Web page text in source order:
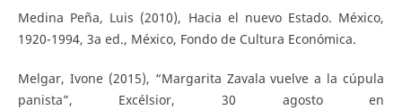
Medina Peña, Luis (2010), Hacia el nuevo Estado. México,
1920-1994, 3a ed., México, Fondo de Cultura Económica.
Melgar, Ivone (2015), “Margarita Zavala vuelve a la cúpula
panista”, Excélsior, 30 agosto en